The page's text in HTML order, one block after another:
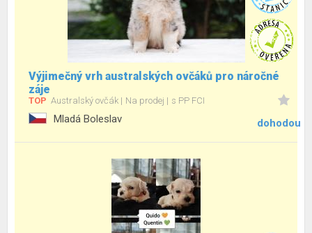
Výjimečný vrh australských ovčáků pro náročné
záje
TOP Australský ovčák Na prodej s PP FCI
Mladá Boleslav dohodou